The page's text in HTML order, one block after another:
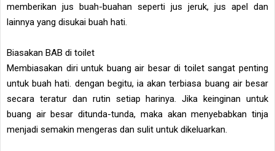
memberikan jus buah-buahan seperti jus jeruk, jus apel dan
lainnya yang disukai buah hati.
Biasakan BAB di toilet
Membiasakan diri untuk buang air besar di toilet sangat penting
untuk buah hati. dengan begitu, ia akan terbiasa buang air besar
secara teratur dan rutin setiap harinya. Jika keinginan untuk
buang air besar ditunda-tunda, maka akan menyebabkan tinja
menjadi semakin mengeras dan sulit untuk dikeluarkan.